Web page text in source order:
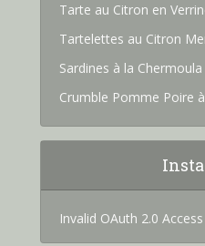
Tarte au Citron en
Tartelettes au Citron
Sardines à la Chermoula
Crumble Pomme Poire
Invalid OAuth 2.0